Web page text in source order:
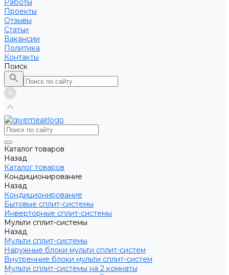
Работы
Проекты
Отзывы
Статьи
Вакансии
Политика
Контакты
Поиск
Каталог товаров
Назад
Каталог товаров
Кондиционирование
Назад
Кондиционирование
Бытовые сплит-системы
Инверторные сплит-системы
Мульти сплит-системы
Назад
Мульти сплит-системы
Наружные блоки мульти сплит-систем
Внутренние блоки мульти сплит-систем
Мульти сплит-системы на 2 комнаты